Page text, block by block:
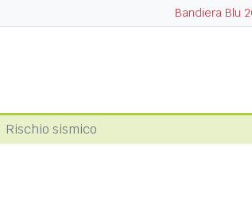
Bandiera Blu
Rischio sismico